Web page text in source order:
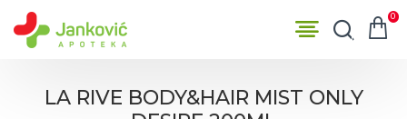
0
LA RIVE BODY&HAIR MIST ONLY